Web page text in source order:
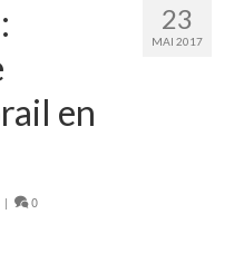
23
MAI 2017
en
| 0